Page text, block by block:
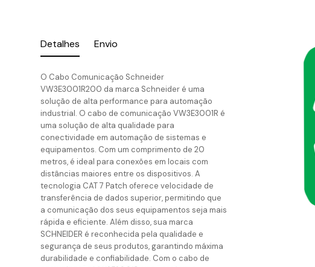
Detalhes Envio
O Cabo Comunicação Schneider
VW3E3001R200 da marca Schneider é uma
solução de alta performance para automação
industrial. O cabo de comunicação VW3E3001R é
uma solução de alta qualidade para
conectividade em automação de sistemas e
equipamentos. Com um comprimento de 20
metros, é ideal para conexões em locais com
distâncias maiores entre os dispositivos. A
tecnologia CAT 7 Patch oferece velocidade de
transferência de dados superior, permitindo que
a comunicação dos seus equipamentos seja mais
rápida e eficiente. Além disso, sua marca
SCHNEIDER é reconhecida pela qualidade e
segurança de seus produtos, garantindo máxima
durabilidade e confiabilidade. Com o cabo de